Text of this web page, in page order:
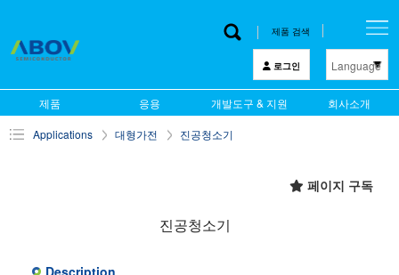
제품 검색
로그인 Language
English
제품 응용 개발도구 & 지원 회사소개
Applications 대형가전 진공청소기
페이지 구독
진공청소기